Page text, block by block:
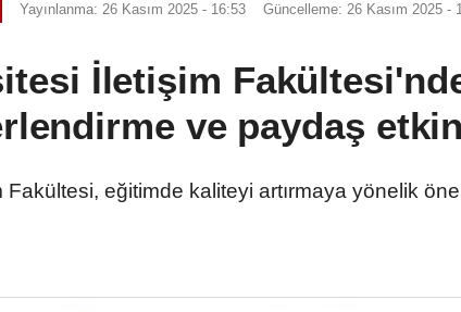
Yayınlanma: 26 Kasım 2025 - 16:53 Güncelleme: 26 Kasım 2025 -
İletişim
ve paydaş
eğitimde kaliteyi artırmaya yönelik